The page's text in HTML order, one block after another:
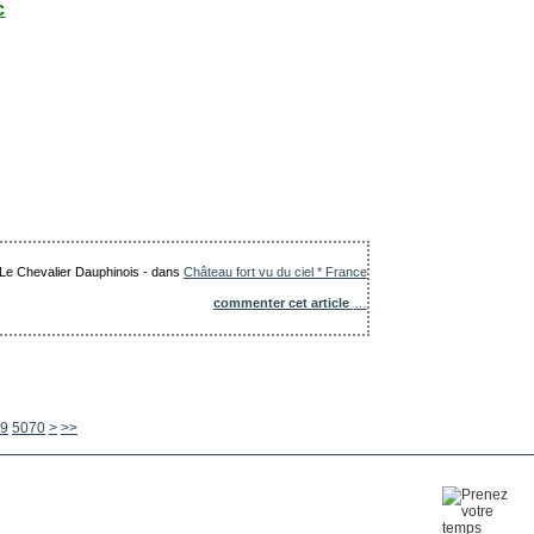
Chevalier Dauphinois -dans Château fort vu du ciel * France
commenter cet article
5070 5080
5090
5100
5200
5300
5400
5500
5600
> >>